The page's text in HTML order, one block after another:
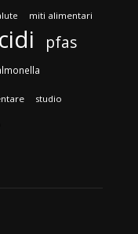
miti alimentari
pfas
studio